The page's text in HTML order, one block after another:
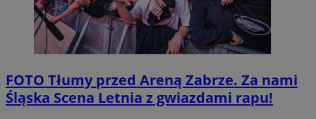
FOTO Tłumy przed Areną Zabrze. Za nami
Śląska Scena Letnia z gwiazdami rapu!